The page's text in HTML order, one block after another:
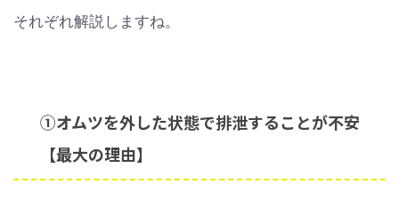
それぞれ解説しますね。
①オムツを外した状態で排泄することが不安
【最大の理由】